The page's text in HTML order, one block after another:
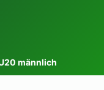
männlich